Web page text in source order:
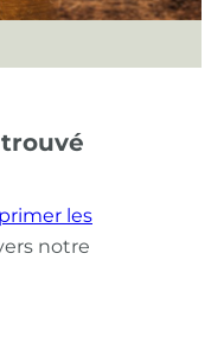
les
notre